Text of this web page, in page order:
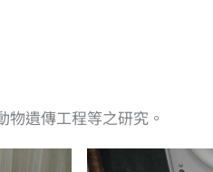
遺傳工程等之研究。